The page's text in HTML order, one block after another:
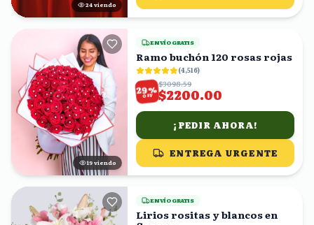
25 viendo
20 viendo
ENVÍO GRATIS
Ramo buchón 120 rosas rojas
(4,516)
29%
OFF
$3098.59
$2200.00
¡PEDIR AHORA!
ENTREGA URGENTE
ENVÍO GRATIS
Lirios rositas y blancos en